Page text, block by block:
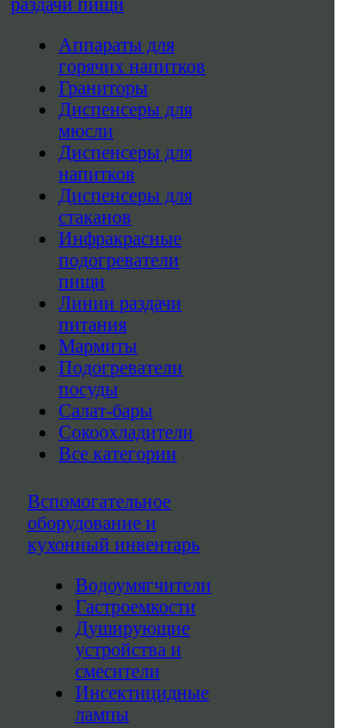
раздачи пищи
Аппараты для
горячих напитков
Граниторы
Диспенсеры для
мюсли
Диспенсеры для
напитков
Диспенсеры для
стаканов
Инфракрасные
подогреватели
пищи
Линии раздачи
питания
Мармиты
Подогреватели
посуды
Салат-бары
Сокоохладители
Все категории
Вспомогательное
оборудование и
кухонный инвентарь
Водоумягчители
Гастроемкости
Душирующие
устройства и
смесители
Инсектицидные
лампы